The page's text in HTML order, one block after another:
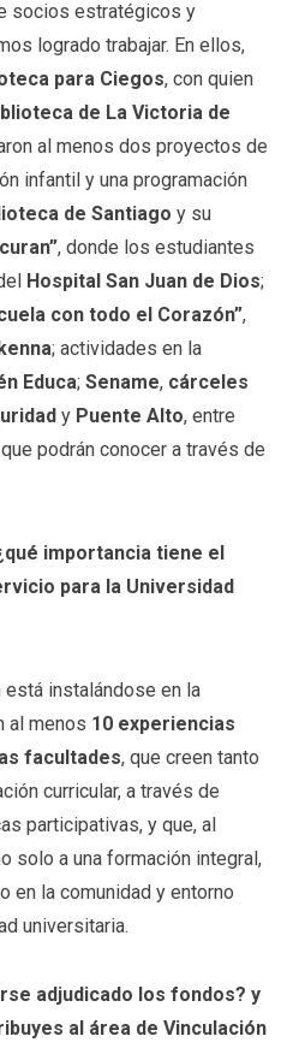
socios estratégicos y
logrado trabajar. En ellos,
para Ciegos, con quien
de La Victoria de
al menos dos proyectos de
infantil y una programación
de Santiago y su
, donde los estudiantes
Hospital San Juan de Dios;
con todo el Corazón”,
; actividades en la
Educa; Sename, cárceles
y Puente Alto, entre
podrán conocer a través de
importancia tiene el
para la Universidad
está instalándose en la
al menos 10 experiencias
facultades, que creen tanto
curricular, a través de
participativas, y que, al
solo a una formación integral,
en la comunidad y entorno
universitaria.
adjudicado los fondos? y
al área de Vinculación